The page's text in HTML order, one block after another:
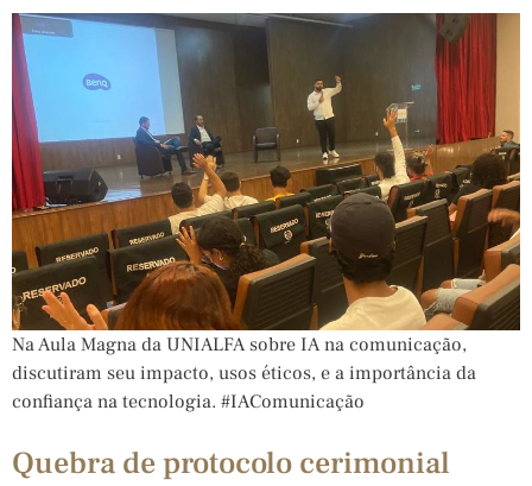
Na Aula Magna da UNIALFA sobre IA na comunicação,
discutiram seu impacto, usos éticos, e a importância da
confiança na tecnologia. #IAComunicação
Quebra de protocolo cerimonial